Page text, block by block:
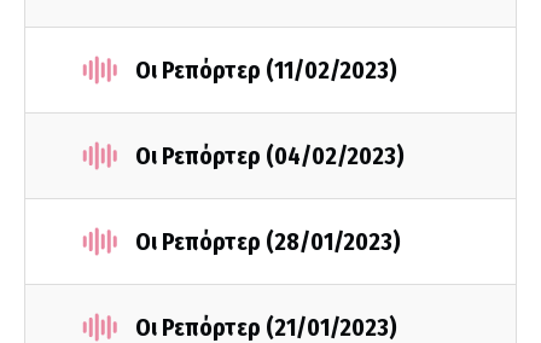
Οι Ρεπόρτερ (11/02/2023)
Οι Ρεπόρτερ (04/02/2023)
Οι Ρεπόρτερ (28/01/2023)
Οι Ρεπόρτερ (21/01/2023)